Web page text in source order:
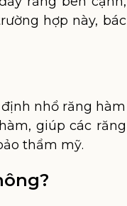
hợp này, bác
nhổ răng hàm
giúp các răng
thẩm mỹ.